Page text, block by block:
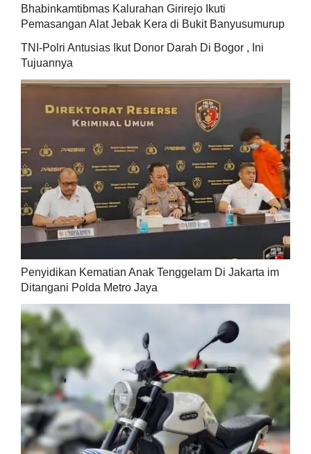
Bhabinkamtibmas Kalurahan Girirejo Ikuti
Pemasangan Alat Jebak Kera di Bukit Banyusumurup
TNI-Polri Antusias Ikut Donor Darah Di Bogor , Ini
Tujuannya
Penyidikan Kematian Anak Tenggelam Di Jakarta im
Ditangani Polda Metro Jaya